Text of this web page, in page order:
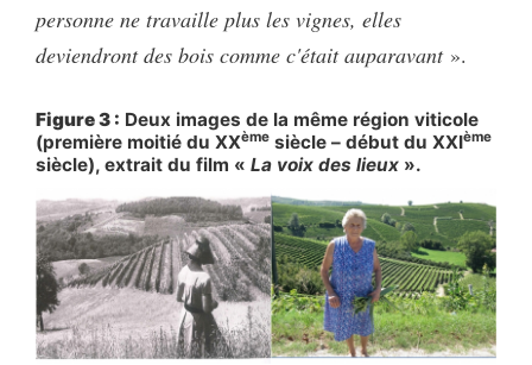
personne ne travaille plus les vignes, elles
deviendront des bois comme c'était auparavant».
Figure 3 : Deux images de la même région viticole
(première moitié du XXème siècle – début du XXIème
siècle), extrait du film « La voix des lieux ».